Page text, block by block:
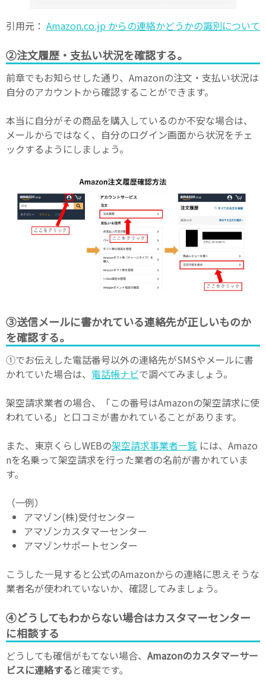
引用元： Amazon.co.jp からの連絡かどうかの識別について
②注文履歴・支払い状況を確認する。
前章でもお知らせした通り、Amazonの注文・支払い状況は
自分のアカウントから確認することができます。
本当に自分がその商品を購入しているのか不安な場合は、
メールからではなく、自分のログイン画面から状況をチェ
ックするようにしましょう。
③送信メールに書かれている連絡先が正しいものか
を確認する。
①でお伝えした電話番号以外の連絡先がSMSやメールに書
かれていた場合は、 電話帳ナビで調べてみましょう。
架空請求業者の場合、「この番号はAmazonの架空請求に使
われている」と口コミが書かれていることがあります。
また、東京くらしWEBの架空請求事業者一覧 には、Amazo
nを名乗って架空請求を行った業者の名前が書かれていま
す。
（一例）
アマゾン(株)受付センター
アマゾンカスタマーセンター
アマゾンサポートセンター
こうした一見すると公式のAmazonからの連絡に思えそうな
業者名が使われていないか、確認してみましょう。
④どうしてもわからない場合はカスタマーセンター
に相談する
どうしても確信がもてない場合、 Amazonのカスタマーサー
ビスに連絡すると確実です。